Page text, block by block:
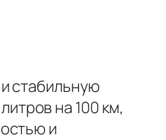
стабильную
на 100 км,
и